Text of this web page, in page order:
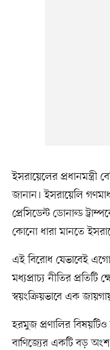
ইসরায়েলের প্রধানমন্ত্রী
জানান। ইসরায়েলি
প্রেসিডেন্ট ডোনাল্ড
কোনো ধারা মানতে
এই বিরোধ যেভাবেই
মধ্যপ্রাচ্য নীতির প্রতিটি
স্বয়ংক্রিয়ভাবে এক
হরমুজ প্রণালির বিষয়টিও
বাণিজ্যের একটি বড়